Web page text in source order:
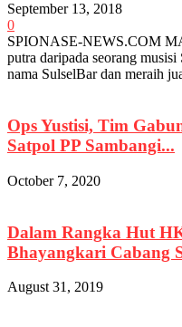
September 13, 2018
0
SPIONASE-NEWS.COM
putra daripada seorang
nama SulselBar dan meraih
Ops Yustisi, Tim
Satpol PP Sambangi...
October 7, 2020
Dalam Rangka Hut
Bhayangkari Cabang
August 31, 2019